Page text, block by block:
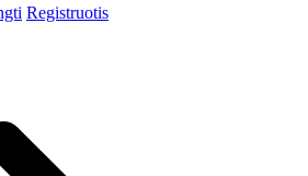
Registruotis